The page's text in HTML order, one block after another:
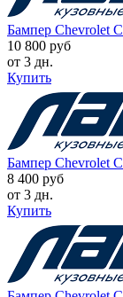
Бампер
10 800 руб
от 3 дн.
Купить
Бампер
8 400 руб
от 3 дн.
Купить